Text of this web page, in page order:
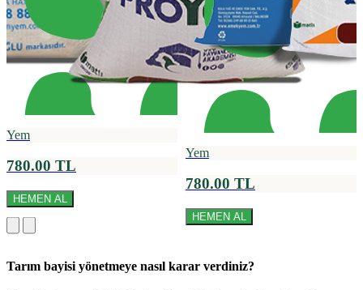
Yem
780.00 TL
HEMEN AL
Yem
780.00 TL
HEMEN AL
Tarım bayisi yönetmeye nasıl karar verdiniz?